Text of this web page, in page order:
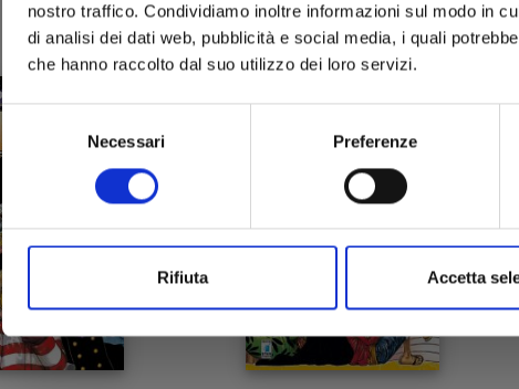
nostro traffico. Condividiamo inoltre informazioni sul modo in
di analisi dei dati web, pubblicità e social media, i quali
che hanno raccolto dal suo utilizzo dei loro servizi.
Selezione
Necessari Preferenze
Rifiuta Accetta
€ 5,90